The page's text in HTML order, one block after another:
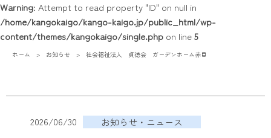
Warning: Attempt to read property "ID" on null in
/home/kangokaigo/kango-kaigo.jp/public_html/wp-
content/themes/kangokaigo/single.php on line5
ホーム お知らせ 社会福祉法人 貞徳会 ガーデンホーム赤目
2026/06/30 お知らせ・ニュース